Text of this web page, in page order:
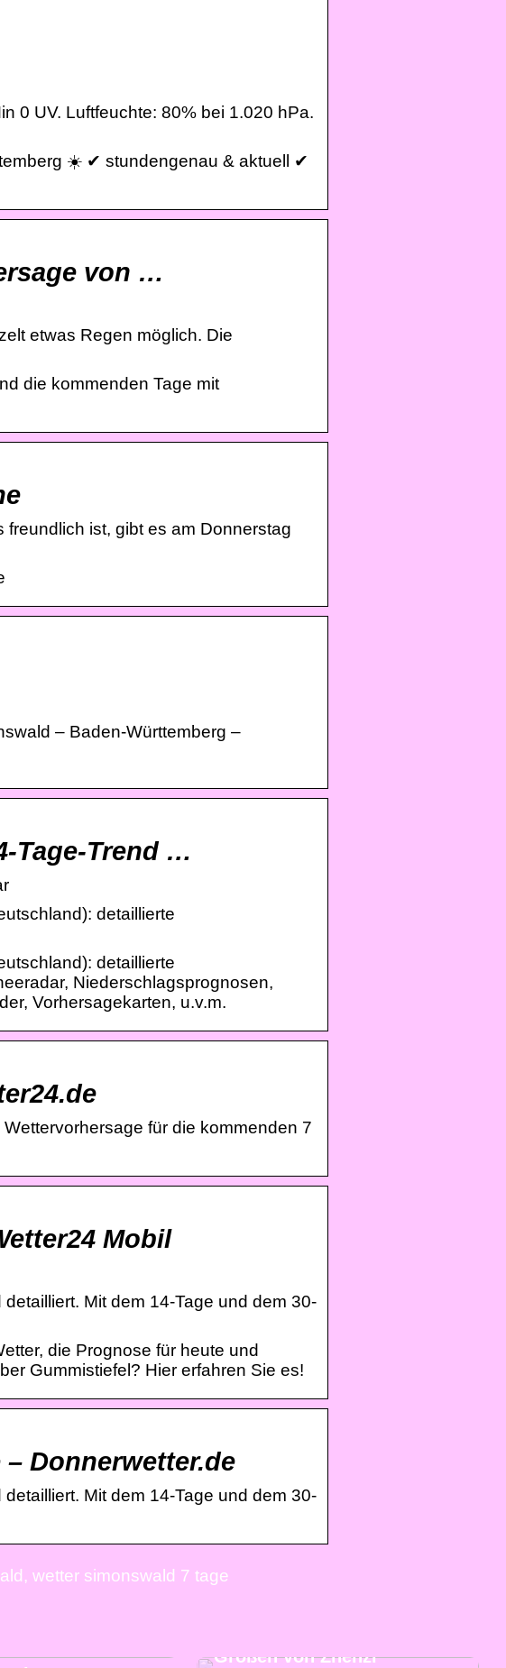
0 UV. Luftfeuchte: 80% bei 1.020 hPa.
☀️ ✔ stundengenau & aktuell ✔
von …
etwas Regen möglich. Die
die kommenden Tage mit
ist, gibt es am Donnerstag
– Baden-Württemberg –
Tage-Trend …
detaillierte
detaillierte
Niederschlagsprognosen,
Vorhersagekarten, u.v.m.
für die kommenden 7
Mobil
Mit dem 14-Tage und dem 30-
die Prognose für heute und
Gummistiefel? Hier erfahren Sie es!
Donnerwetter.de
Mit dem 14-Tage und dem 30-
wetter simonswald 7 tage
Größen von Zhenzi